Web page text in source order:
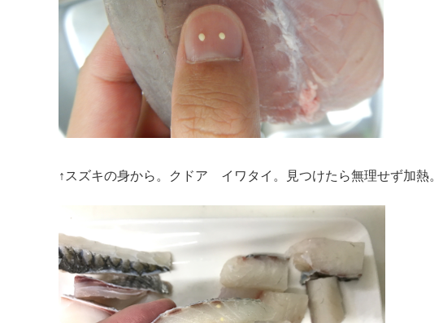
↑スズキの身から。クドア イワタイ。見つけたら無理せず加熱。